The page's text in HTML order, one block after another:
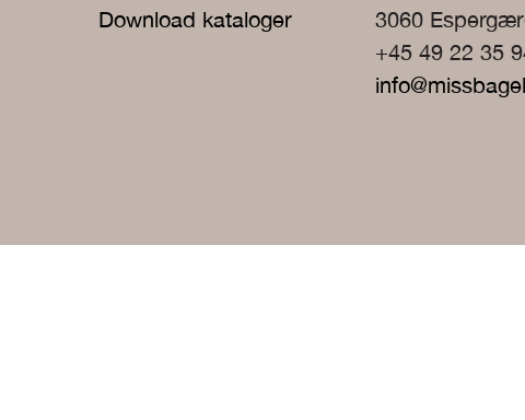
Download kataloger
3060
+45 49 22 35